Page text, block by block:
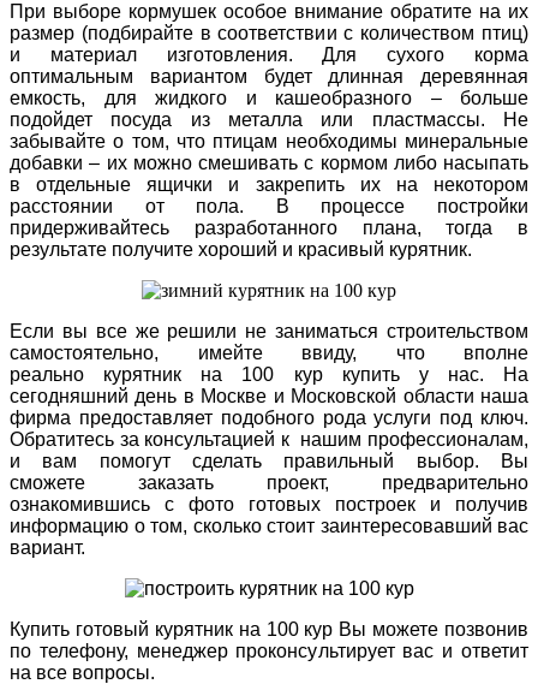
При выборе кормушек особое внимание обратите на их
размер (подбирайте в соответствии с количеством птиц)
и материал изготовления. Для сухого корма
оптимальным вариантом будет длинная деревянная
емкость, для жидкого и кашеобразного – больше
подойдет посуда из металла или пластмассы. Не
забывайте о том, что птицам необходимы минеральные
добавки – их можно смешивать с кормом либо насыпать
в отдельные ящички и закрепить их на некотором
расстоянии от пола.
В процессе постройки
придерживайтесь разработанного плана, тогда в
результате получите хороший и красивый курятник.
Если вы все же решили не заниматься строительством
самостоятельно, имейте ввиду, что вполне
реально курятник на 100 кур купить у нас. На
сегодняшний день в Москве и Московской области наша
фирма предоставляет подобного рода услуги под ключ.
Обратитесь за консультацией к нашим профессионалам,
и вам помогут сделать правильный выбор. Вы
сможете заказать проект, предварительно
ознакомившись с фото готовых построек и получив
информацию о том, сколько стоит заинтересовавший вас
вариант.
Купить готовый курятник на 100 кур Вы можете позвонив
по телефону, менеджер проконсультирует вас и ответит
на все вопросы.